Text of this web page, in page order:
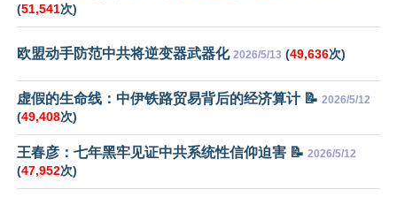
(51,541次)
欧盟动手防范中共将逆变器武器化 2026/5/13 (49,636次)
虚假的生命线：中伊铁路贸易背后的经济算计 📝 2026/5/12
(49,408次)
王春彦：七年黑牢见证中共系统性信仰迫害 📝 2026/5/12
(47,952次)